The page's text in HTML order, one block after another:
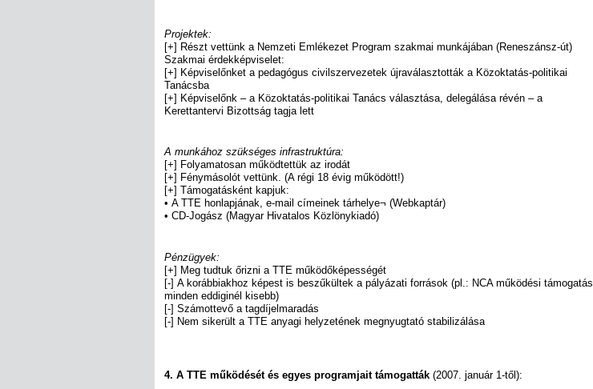
Projektek:
[+] Részt vettünk a Nemzeti Emlékezet Program szakmai munkájában (Reneszánsz-út)
Szakmai érdekképviselet:
[+] Képviselőnket a pedagógus civilszervezetek újraválasztották a Közoktatás-politikai
Tanácsba
[+] Képviselőnk – a Közoktatás-politikai Tanács választása, delegálása révén – a
Kerettantervi Bizottság tagja lett
A munkához szükséges infrastruktúra:
[+] Folyamatosan működtettük az irodát
[+] Fénymásolót vettünk. (A régi 18 évig működött!)
[+] Támogatásként kapjuk:
• A TTE honlapjának, e-mail címeinek tárhelye¬ (Webkaptár)
• CD-Jogász (Magyar Hivatalos Közlönykiadó)
Pénzügyek:
[+] Meg tudtuk őrizni a TTE működőképességét
[-] A korábbiakhoz képest is beszűkültek a pályázati források (pl.: NCA működési támogatás
minden eddiginél kisebb)
[-] Számottevő a tagdíjelmaradás
[-] Nem sikerült a TTE anyagi helyzetének megnyugtató stabilizálása
4. A TTE működését és egyes programjait támogatták (2007. január 1-től):